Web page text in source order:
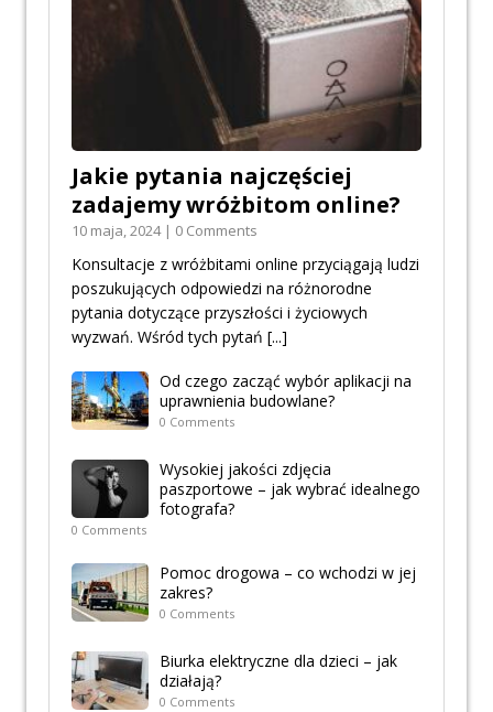
Jakie pytania najczęściej
zadajemy wróżbitom online?
10 maja, 2024 | 0 Comments
Konsultacje z wróżbitami online przyciągają ludzi
poszukujących odpowiedzi na różnorodne
pytania dotyczące przyszłości i życiowych
wyzwań. Wśród tych pytań [...]
Od czego zacząć wybór aplikacji na
uprawnienia budowlane?
0 Comments
Wysokiej jakości zdjęcia
paszportowe – jak wybrać idealnego
fotografa?
0 Comments
Pomoc drogowa – co wchodzi w jej
zakres?
0 Comments
Biurka elektryczne dla dzieci – jak
działają?
0 Comments